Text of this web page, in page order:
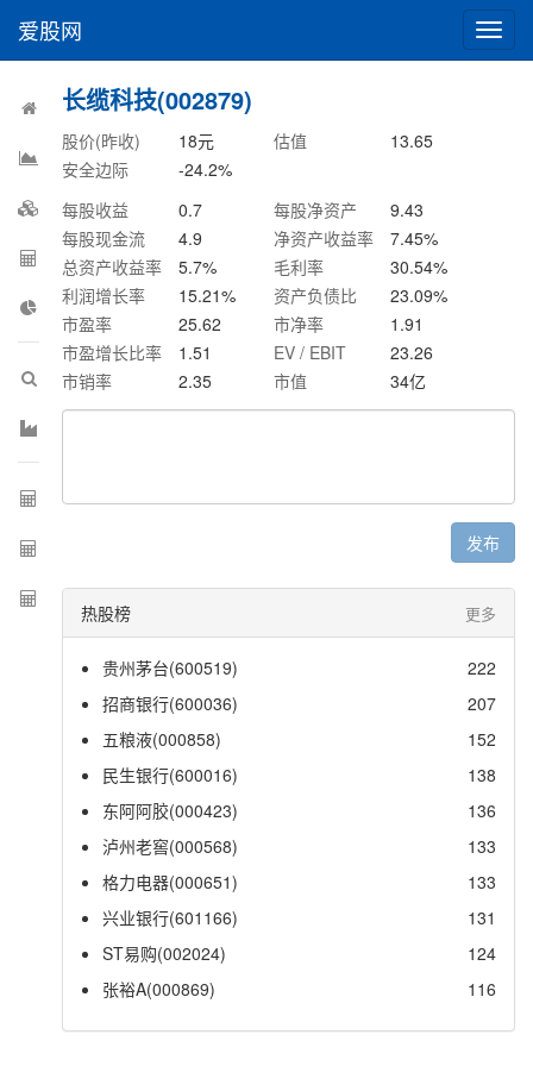
切
换
爱股网
长缆科技(002879)
股价(昨收) 18元 估值
13.65
安全边际
-24.2%
每股收益
0.7 每股净资产
9.43
每股现金流
4.9 净资产收益率 7.45%
总资产收益率
5.7% 毛利率 30.54%
利润增长率
15.21% 资产负债比 23.09%
市盈率
25.62 市净率
1.91
市盈增长比率
1.51 EV / EBIT
23.26
市销率
2.35 市值 34亿
发布
热股榜 更多
贵州茅台(600519)
222
招商银行(600036)
207
五粮液(000858)
152
民生银行(600016)
138
东阿阿胶(000423)
136
泸州老窖(000568)
133
格力电器(000651)
133
兴业银行(601166)
131
ST易购(002024)
124
张裕A(000869)
116